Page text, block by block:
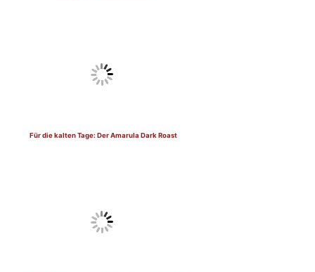
Für die kalten Tage: Der Amarula Dark Roast